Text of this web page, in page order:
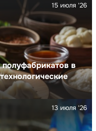
в
15 июля '26
13 июля '26